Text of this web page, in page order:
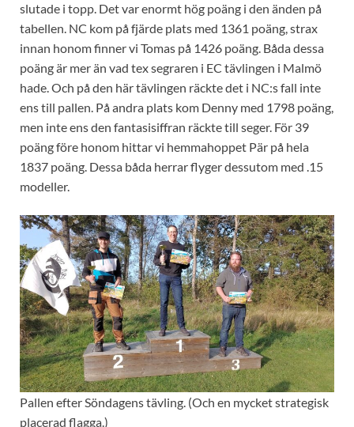
slutade i topp. Det var enormt hög poäng i den änden på
tabellen. NC kom på fjärde plats med 1361 poäng, strax
innan honom finner vi Tomas på 1426 poäng. Båda dessa
poäng är mer än vad tex segraren i EC tävlingen i Malmö
hade. Och på den här tävlingen räckte det i NC:s fall inte
ens till pallen. På andra plats kom Denny med 1798 poäng,
men inte ens den fantasisiffran räckte till seger. För 39
poäng före honom hittar vi hemmahoppet Pär på hela
1837 poäng. Dessa båda herrar flyger dessutom med .15
modeller.
Pallen efter Söndagens tävling. (Och en mycket strategisk
placerad flagga.)